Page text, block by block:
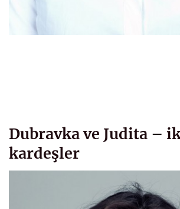
Dubravka ve Judita –
kardeşler